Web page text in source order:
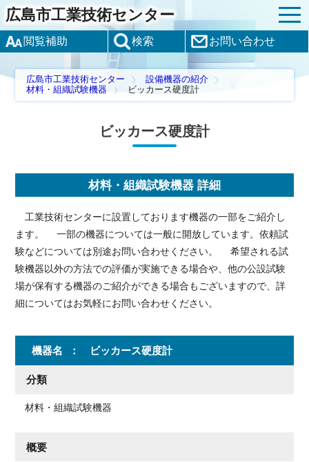
広島市工業技術センター
閲覧補助 検索 お問い合わせ
広島市工業技術センター
設備機器の紹介
材料・組織試験機器
ビッカース硬度計
ビッカース硬度計
材料・組織試験機器 詳細
工業技術センターに設置しております機器の一部をご紹介し
ます。 一部の機器については一般に開放しています。依頼試
験などについては別途お問い合わせください。 希望される試
験機器以外の方法での評価が実施できる場合や、他の公設試験
場が保有する機器のご紹介ができる場合もございますので、詳
細についてはお気軽にお問い合わせください。
機器名 ビッカース硬度計
分類
材料・組織試験機器
概要